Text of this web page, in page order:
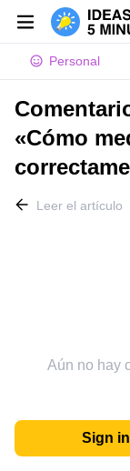
Personal
«Cómo
Leer el artículo
Aún no hay
Sign